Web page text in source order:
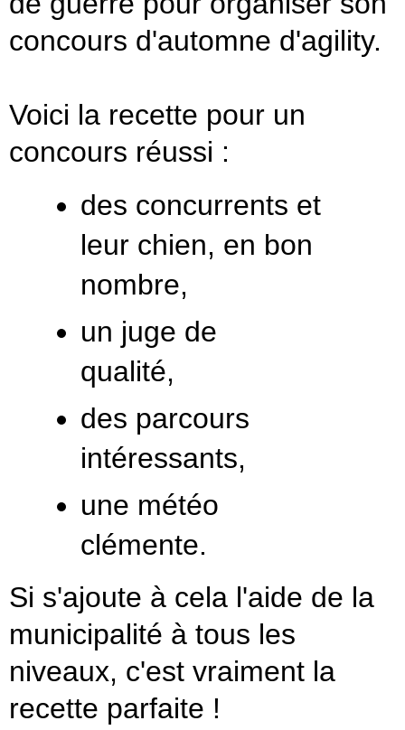
concours d'automne d'agility.
Voici la recette pour un
concours réussi :
des concurrents et
leur chien, en bon
nombre,
un juge de
qualité,
des parcours
intéressants,
une météo
clémente.
Si s'ajoute à cela l'aide de la
municipalité à tous les
niveaux, c'est vraiment la
recette parfaite !